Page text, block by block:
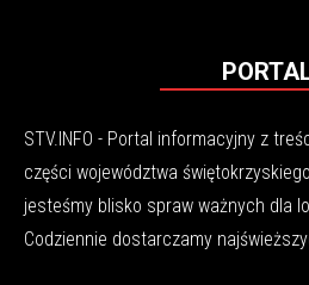
STV.INFO - Portal informacyjny z
części województwa
jesteśmy blisko spraw ważnych dla
Codziennie dostarczamy